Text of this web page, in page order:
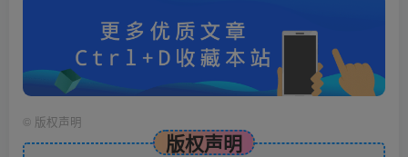
© 版权声明
版权声明